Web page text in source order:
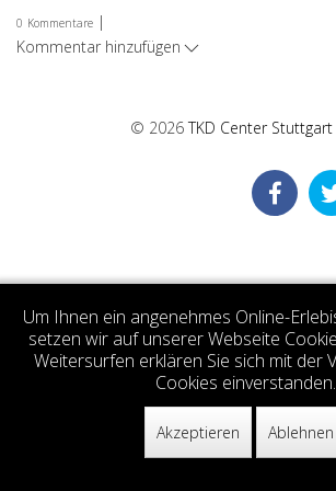
0 Kommentare |
Kommentar hinzufügen
© 2026TKD Center Stuttgart
Um Ihnen ein angenehmes Online-
setzen wir auf unserer Webseite
Weitersurfen erklären Sie sich mit der
Cookies einverstanden.
Akzeptieren Ablehnen